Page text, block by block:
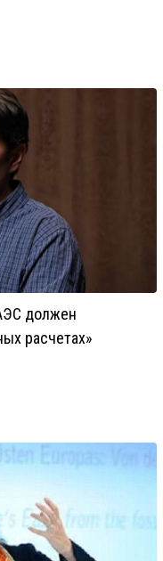
должен
расчетах»